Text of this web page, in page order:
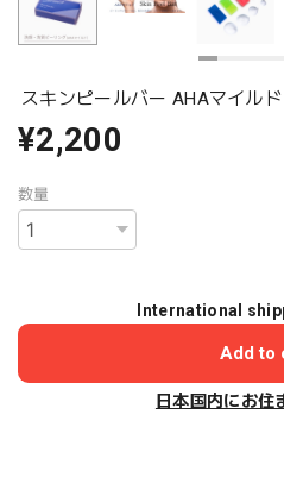
スキンピールバー AHAマイルド
¥2,200
数量
International
Add to
日本国内にお住